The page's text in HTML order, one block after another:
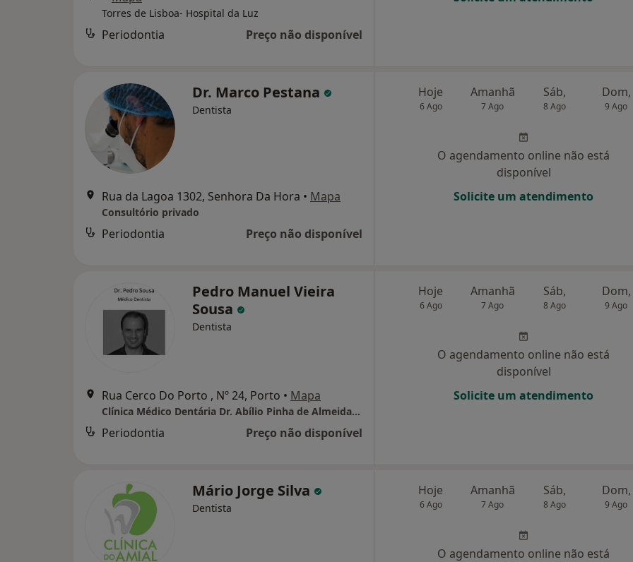
Torres de Lisboa- Hospital da Luz
Periodontia Preço não disponível
Dr. Marco Pestana
Dentista
Rua da Lagoa 1302, Senhora Da Hora • Mapa
Consultório privado
Periodontia Preço não disponível
Hoje
6 Ago
Amanhã
7 Ago
Sáb,
8 Ago
Dom,
9 Ago
O agendamento online não está
disponível
Solicite um atendimento
Pedro Manuel Vieira
Sousa
Dentista
Rua Cerco Do Porto , Nº 24, Porto • Mapa
Clínica Médico Dentária Dr. Abílio Pinha de Almeida, Lda
Periodontia Preço não disponível
Hoje
6 Ago
Amanhã
7 Ago
Sáb,
8 Ago
Dom,
9 Ago
O agendamento online não está
disponível
Solicite um atendimento
Mário Jorge Silva
Dentista
Hoje
6 Ago
Amanhã
7 Ago
Sáb,
8 Ago
Dom,
9 Ago
O agendamento online não está